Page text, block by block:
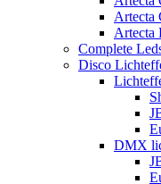
Artecta
Artecta
Complete
Disco
DMX